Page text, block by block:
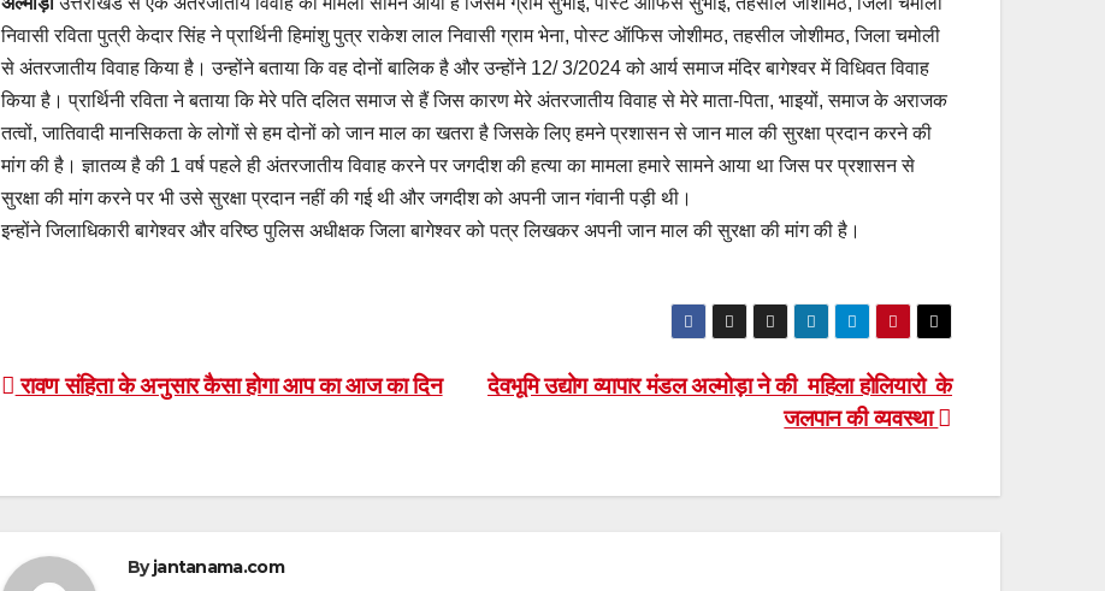
निवासी रविता पुत्री केदार सिंह ने प्रार्थिनी हिमांशु पुत्र राकेश लाल निवासी ग्राम भेना, पोस्ट ऑफिस जोशीमठ, तहसील जोशीमठ, जिला चमोली
से अंतरजातीय विवाह किया है। उन्होंने बताया कि वह दोनों बालिक है और उन्होंने 12/ 3/2024 को आर्य समाज मंदिर बागेश्वर में विधिवत विवाह
किया है। प्रार्थिनी रविता ने बताया कि मेरे पति दलित समाज से हैं जिस कारण मेरे अंतरजातीय विवाह से मेरे माता-पिता, भाइयों, समाज के अराजक
तत्वों, जातिवादी मानसिकता के लोगों से हम दोनों को जान माल का खतरा है जिसके लिए हमने प्रशासन से जान माल की सुरक्षा प्रदान करने की
मांग की है। ज्ञातव्य है की 1 वर्ष पहले ही अंतरजातीय विवाह करने पर जगदीश की हत्या का मामला हमारे सामने आया था जिस पर प्रशासन से
सुरक्षा की मांग करने पर भी उसे सुरक्षा प्रदान नहीं की गई थी और जगदीश को अपनी जान गंवानी पड़ी थी।
इन्होंने जिलाधिकारी बागेश्वर और वरिष्ठ पुलिस अधीक्षक जिला बागेश्वर को पत्र लिखकर अपनी जान माल की सुरक्षा की मांग की है।
Post
देवभूमि उद्योग व्यापार मंडल अल्मोड़ा ने की महिला होलियारो के
जलपान की व्यवस्था
रावण संहिता के अनुसार कैसा होगा आप का आज का दिन
Byjantanama.com